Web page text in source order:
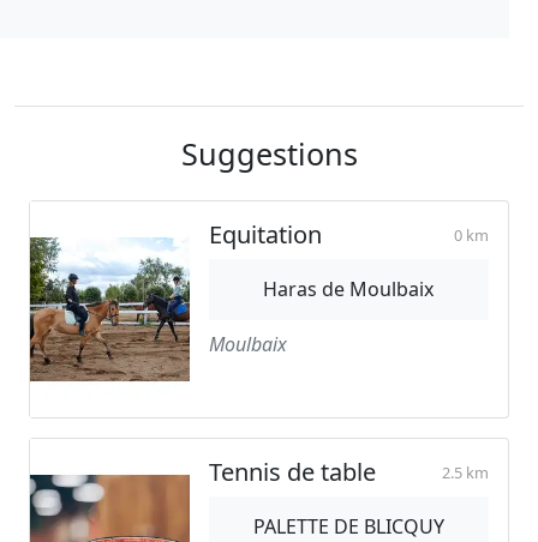
Suggestions
Equitation 0 km
Haras de Moulbaix
Moulbaix
Tennis de table 2.5 km
PALETTE DE BLICQUY